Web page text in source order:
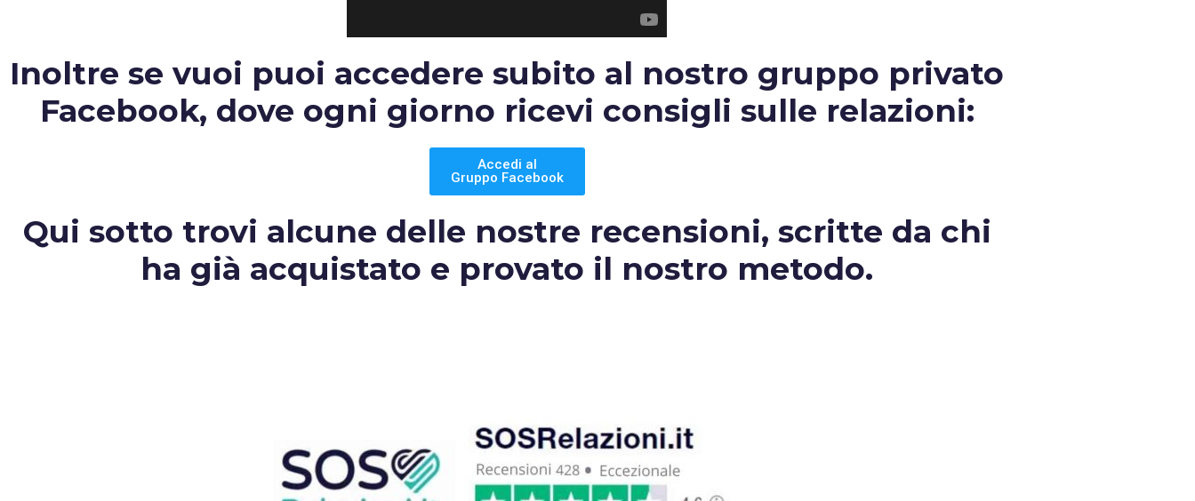
Inoltre se vuoi puoi accedere subito al nostro gruppo privato
Facebook, dove ogni giorno ricevi consigli sulle relazioni:
Accedi al
Gruppo Facebook
Qui sotto trovi alcune delle nostre recensioni, scritte da chi
ha già acquistato e provato il nostro metodo.